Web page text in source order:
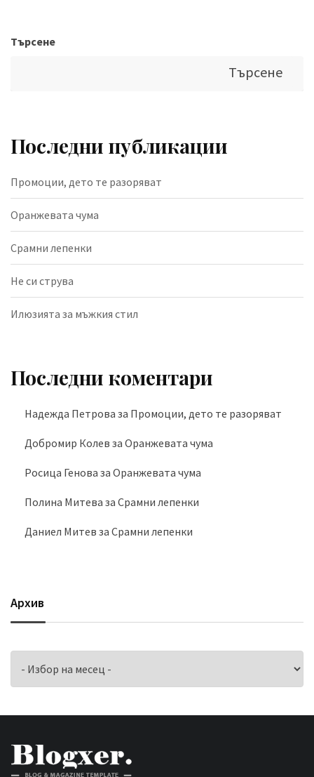
Търсене
Търсене
Последни публикации
Промоции, дето те разоряват
Оранжевата чума
Срамни лепенки
Не си струва
Илюзията за мъжкия стил
Последни коментари
Надежда Петрова за Промоции, дето те разоряват
Добромир Колев за Оранжевата чума
Росица Генова за Оранжевата чума
Полина Митева за Срамни лепенки
Даниел Митев за Срамни лепенки
Архив
Архив